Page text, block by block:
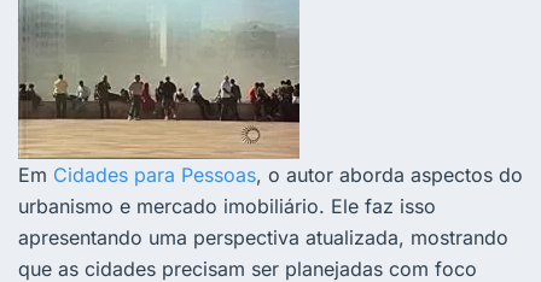
Em Cidades para Pessoas, o autor aborda aspectos do
urbanismo e mercado imobiliário. Ele faz isso
apresentando uma perspectiva atualizada, mostrando
que as cidades precisam ser planejadas com foco